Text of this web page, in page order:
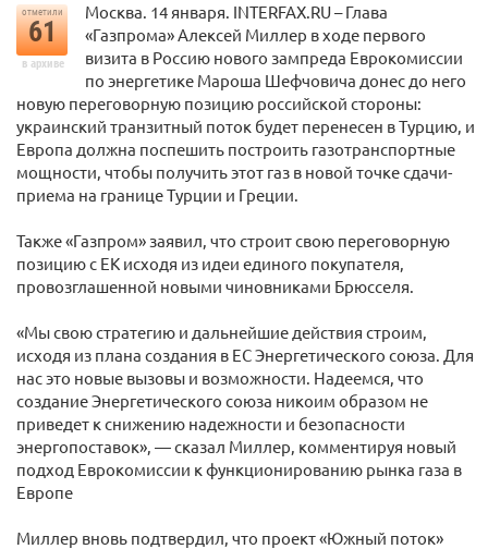
отметили
61
в архиве
Москва. 14 января. INTERFAX.RU – Глава
«Газпрома» Алексей Миллер в ходе первого
визита в Россию нового зампреда Еврокомиссии
по энергетике Мароша Шефчовича донес до него
новую переговорную позицию российской стороны:
украинский транзитный поток будет перенесен в Турцию, и
Европа должна поспешить построить газотранспортные
мощности, чтобы получить этот газ в новой точке сдачи-
приема на границе Турции и Греции.
Также «Газпром» заявил, что строит свою переговорную
позицию с ЕК исходя из идеи единого покупателя,
провозглашенной новыми чиновниками Брюсселя.
«Мы свою стратегию и дальнейшие действия строим,
исходя из плана создания в ЕС Энергетического союза. Для
нас это новые вызовы и возможности. Надеемся, что
создание Энергетического союза никоим образом не
приведет к снижению надежности и безопасности
энергопоставок», — сказал Миллер, комментируя новый
подход Еврокомиссии к функционированию рынка газа в
Европе
Миллер вновь подтвердил, что проект «Южный поток»